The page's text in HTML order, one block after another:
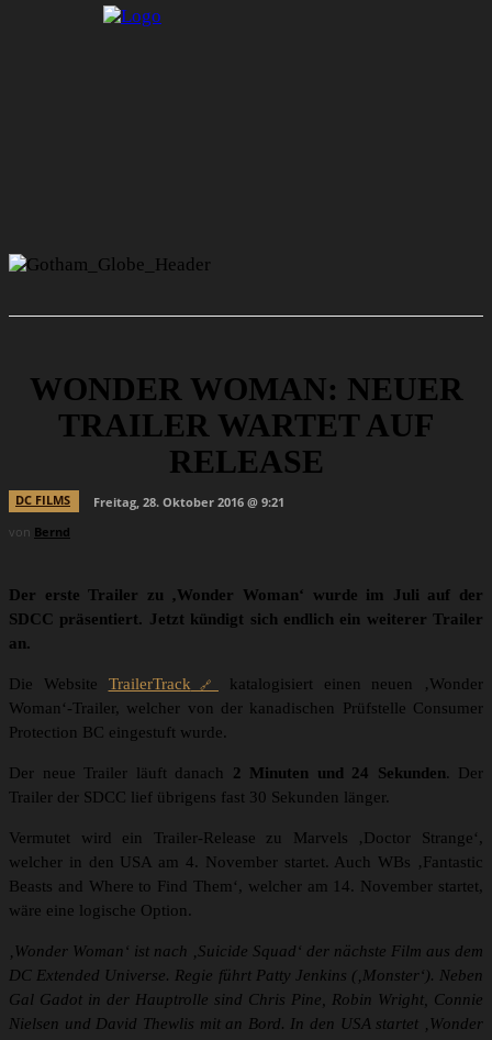
WONDER WOMAN: NEUER
TRAILER WARTET AUF
RELEASE
DC FILMS
Freitag, 28. Oktober 2016 @ 9:21
von Bernd
Der erste Trailer zu ‚Wonder Woman‘ wurde im Juli auf der
SDCC präsentiert. Jetzt kündigt sich endlich ein weiterer Trailer
an.
Die Website TrailerTrack
katalogisiert einen neuen ‚Wonder
Woman‘-Trailer, welcher von der kanadischen Prüfstelle Consumer
Protection BC eingestuft wurde.
Der neue Trailer läuft danach 2 Minuten und 24 Sekunden. Der
Trailer der SDCC lief übrigens fast 30 Sekunden länger.
Vermutet wird ein Trailer-Release zu Marvels ‚Doctor Strange‘,
welcher in den USA am 4. November startet. Auch WBs ‚Fantastic
Beasts and Where to Find Them‘, welcher am 14. November startet,
wäre eine logische Option.
‚Wonder Woman‘ ist nach ‚Suicide Squad‘ der nächste Film aus dem
DC Extended Universe. Regie führt Patty Jenkins (‚Monster‘). Neben
Gal Gadot in der Hauptrolle sind Chris Pine, Robin Wright, Connie
Nielsen und David Thewlis mit an Bord. In den USA startet ‚Wonder